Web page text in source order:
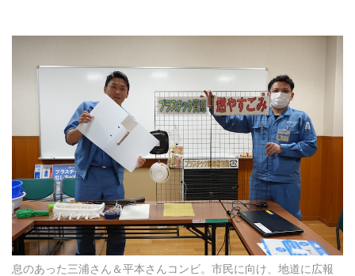
息のあった三浦さん＆平本さんコンビ。市民に向け、地道に広報